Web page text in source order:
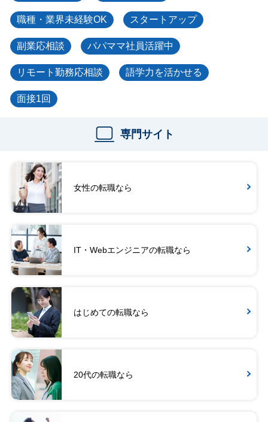
職種・業界未経験OK スタートアップ
副業応相談 パパママ社員活躍中
リモート勤務応相談 語学力を活かせる
面接1回
専門サイト
女性の転職なら
IT・Webエンジニアの転職なら
はじめての転職なら
20代の転職なら